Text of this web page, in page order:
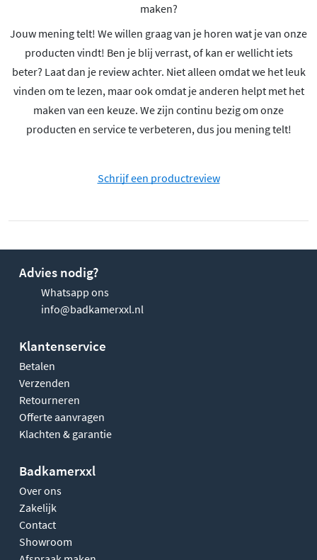
maken?
Jouw mening telt! We willen graag van je horen wat je van onze
producten vindt! Ben je blij verrast, of kan er wellicht iets
beter? Laat dan je review achter. Niet alleen omdat we het leuk
vinden om te lezen, maar ook omdat je anderen helpt met het
maken van een keuze. We zijn continu bezig om onze
producten en service te verbeteren, dus jou mening telt!
Schrijf een productreview
Advies nodig?
Whatsapp ons
info@badkamerxxl.nl
Klantenservice
Betalen
Verzenden
Retourneren
Offerte aanvragen
Klachten & garantie
Badkamerxxl
Over ons
Zakelijk
Contact
Showroom